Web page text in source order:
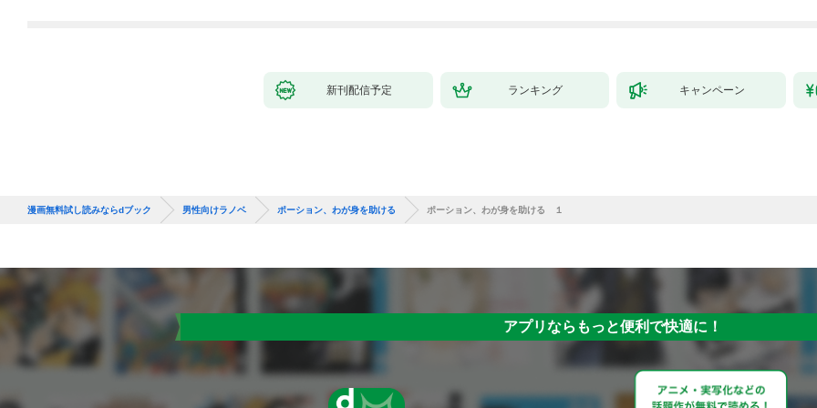
新刊配信予定 ランキング キャンペーン
漫画無料試し読みならdブック 男性向けラノベ ポーション、わが身を助ける ポーション、わが身を助ける １
アプリならもっと便利で快適に！